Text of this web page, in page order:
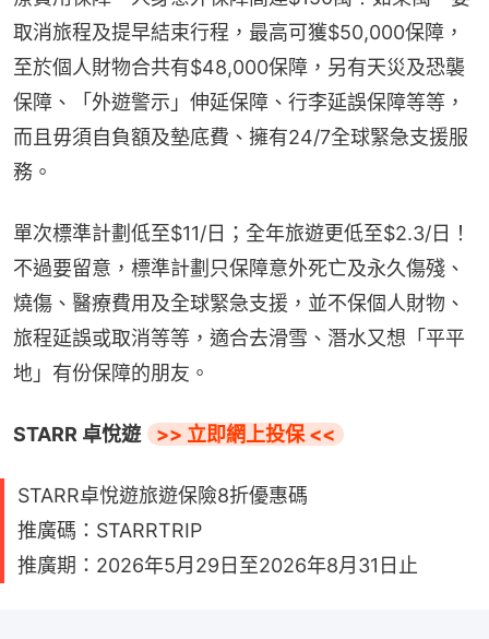
取消旅程及提早結束行程，最高可獲$50,000保障，
至於個人財物合共有$48,000保障，另有天災及恐襲
保障、「外遊警示」伸延保障、行李延誤保障等等，
而且毋須自負額及墊底費、擁有24/7全球緊急支援服
務。
單次標準計劃低至$11/日；全年旅遊更低至$2.3/日！
不過要留意，標準計劃只保障意外死亡及永久傷殘、
燒傷、醫療費用及全球緊急支援，並不保個人財物、
旅程延誤或取消等等，適合去滑雪、潛水又想「平平
地」有份保障的朋友。
STARR 卓悅遊 >> 立即網上投保 <<
STARR卓悅遊旅遊保險8折優惠碼
推廣碼：STARRTRIP
推廣期：2026年5月29日至2026年8月31日止